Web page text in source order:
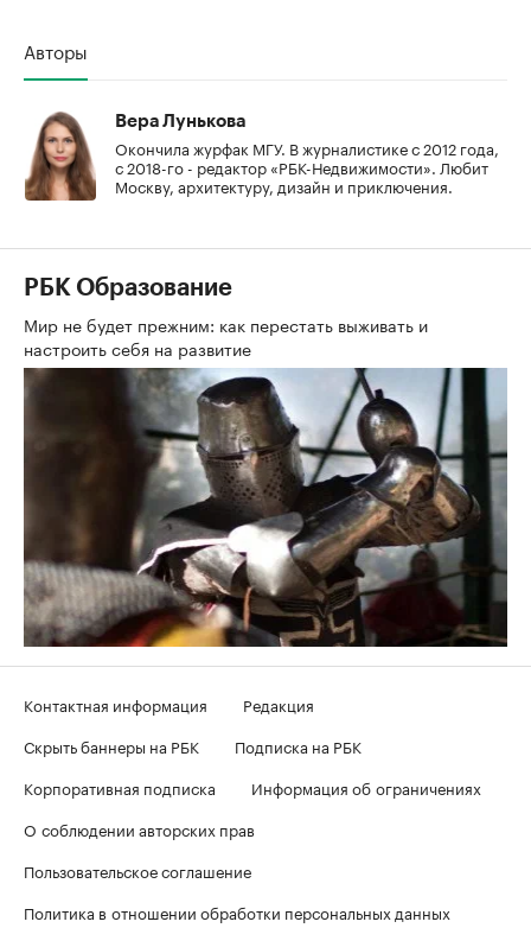
Авторы
Вера Лунькова
Окончила журфак МГУ. В журналистике с 2012 года,
с 2018-го - редактор «РБК-Недвижимости». Любит
Москву, архитектуру, дизайн и приключения.
РБК Образование
Мир не будет прежним: как перестать выживать и
настроить себя на развитие
Контактная информация
Редакция
Скрыть баннеры на РБК
Подписка на РБК
Корпоративная подписка
Информация об ограничениях
О соблюдении авторских прав
Пользовательское соглашение
Политика в отношении обработки персональных данных